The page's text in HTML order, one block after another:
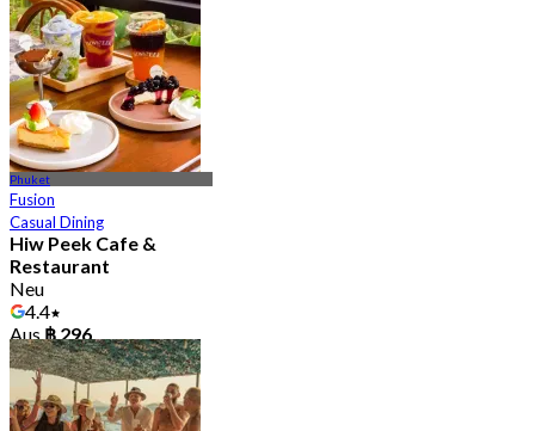
Phuket
Fusion
Casual Dining
Hiw Peek Cafe &
Restaurant
Neu
4.4
Aus ฿ 296